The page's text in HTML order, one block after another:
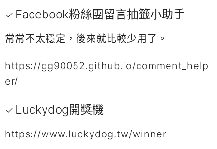
Facebook粉絲團留言抽籤小助手
常常不太穩定，後來就比較少用了。
https://gg90052.github.io/comment_help
er/
Luckydog開獎機
https://www.luckydog.tw/winner